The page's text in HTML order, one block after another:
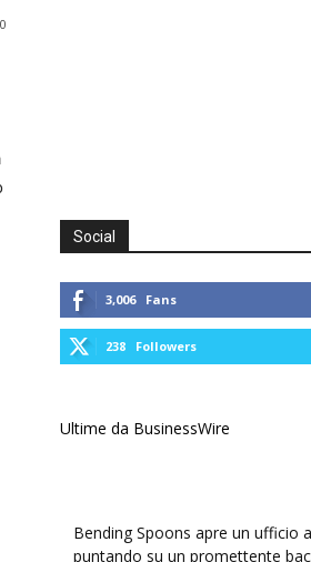
0
Social
3,006 Fans
238 Followers
Ultime da BusinessWire
Bending Spoons apre un ufficio
puntando su un promettente